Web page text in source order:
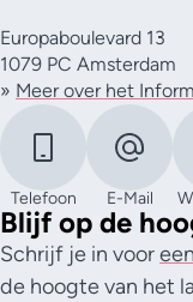
Europaboulevard 13
1079 PC Amsterdam
» Meer over het
Telefoon E-Mail
Blijf op de
Schrijf je in voor
de hoogte van het